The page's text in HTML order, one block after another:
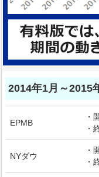
2014年1月～
EPMB
・
・
NYダウ
・
・